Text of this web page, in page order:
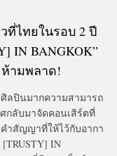
ที่ไทยในรอบ 2 ปี
IN BANGKOK”
ห้ามพลาด!
ศิลปินมากความสามารถ
กลับมาจัดคอนเสิร์ตที่
คำสัญญาที่ให้ไว้กับอากา
[TRUSTY] IN